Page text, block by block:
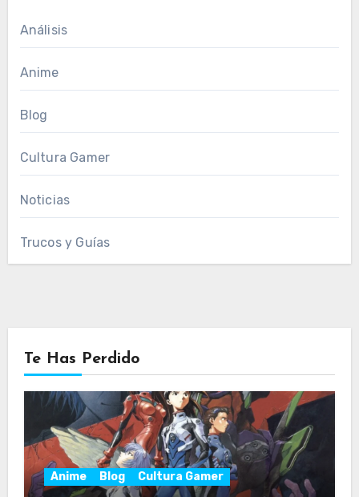
Análisis
Anime
Blog
Cultura Gamer
Noticias
Trucos y Guías
Te Has Perdido
Anime Blog Cultura Gamer